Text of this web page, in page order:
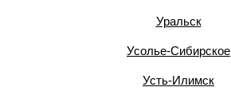
Уральск
Усолье-Сибирское
Усть-Илимск